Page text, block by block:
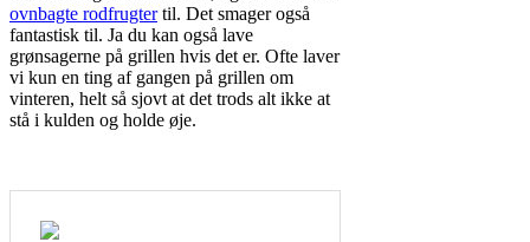
ovnbagte rodfrugtertil. Det smager også
fantastisk til. Ja du kan også lave
grønsagerne på grillen hvis det er. Ofte laver
vi kun en ting af gangen på grillen om
vinteren, helt så sjovt at det trods alt ikke at
stå i kulden og holde øje.